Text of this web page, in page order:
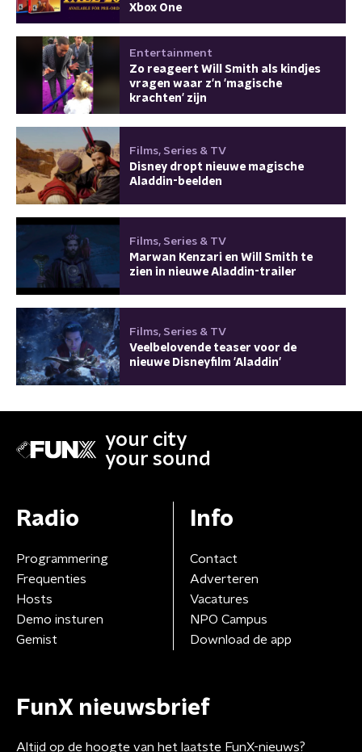
Xbox One
Entertainment
Zo reageert Will Smith als kindjes
vragen waar z'n 'magische
krachten' zijn
Films, Series & TV
Disney dropt nieuwe magische
Aladdin-beelden
Films, Series & TV
Marwan Kenzari en Will Smith te
zien in nieuwe Aladdin-trailer
Films, Series & TV
Veelbelovende teaser voor de
nieuwe Disneyfilm 'Aladdin'
your city
your sound
Radio
Programmering
Frequenties
Hosts
Demo insturen
Gemist
Info
Contact
Adverteren
Vacatures
NPO Campus
Download de app
FunX nieuwsbrief
Altijd op de hoogte van het laatste FunX-nieuws?